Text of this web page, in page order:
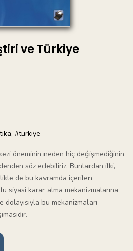
ve Türkiye
, #türkiye
öneminin neden hiç değişmediğinin
söz edebiliriz. Bunlardan ilki,
de bu kavramda içerilen
siyasi karar alma mekanizmalarına
bu mekanizmaları